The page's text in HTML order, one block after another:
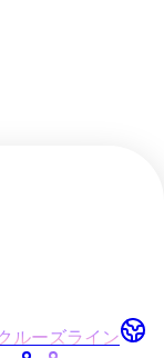
ルーズライン